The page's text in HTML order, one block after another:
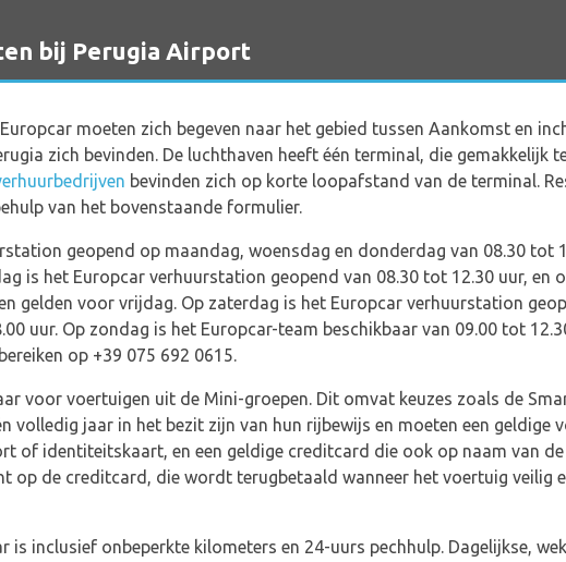
bij Perugia Airport
moeten zich begeven naar het gebied tussen Aankomst en
zich bevinden. De luchthaven heeft één terminal, die gemakkelijk
bevinden zich op korte loopafstand van de terminal.
van het bovenstaande formulier.
geopend op maandag, woensdag en donderdag van 08.30 tot
is het Europcar verhuurstation geopend van 08.30 tot 12.30 uur, en
gelden voor vrijdag. Op zaterdag is het Europcar verhuurstation
uur. Op zondag is het Europcar-team beschikbaar van 09.00 tot
op +39 075 692 0615.
voor voertuigen uit de Mini-groepen. Dit omvat keuzes zoals de
volledig jaar in het bezit zijn van hun rijbewijs en moeten een geldige
of identiteitskaart, en een geldige creditcard die ook op naam van
op de creditcard, die wordt terugbetaald wanneer het voertuig veilig
inclusief onbeperkte kilometers en 24-uurs pechhulp. Dagelijkse,